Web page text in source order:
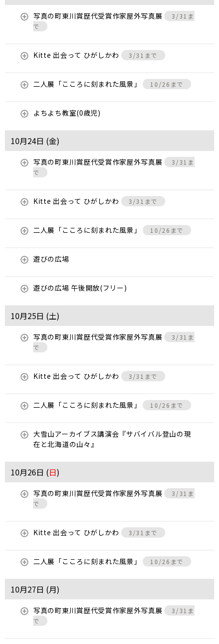
写真の町東川賞歴代受賞作家屋外写真展
3/31ま
で
Kitte 出会って ひがしかわ 3/31まで
二人展「こころに刻まれた風景」 10/26まで
よちよち教室(0歳児)
10月24日 (金)
写真の町東川賞歴代受賞作家屋外写真展
3/31ま
で
Kitte 出会って ひがしかわ 3/31まで
二人展「こころに刻まれた風景」 10/26まで
遊びの広場
遊びの広場 午後開放(フリー)
10月25日 (土)
写真の町東川賞歴代受賞作家屋外写真展
3/31ま
で
Kitte 出会って ひがしかわ 3/31まで
二人展「こころに刻まれた風景」 10/26まで
大雪山アーカイブス講演会『サバイバル登山の現
在と北海道の山々』
10月26日 (日)
写真の町東川賞歴代受賞作家屋外写真展
3/31ま
で
Kitte 出会って ひがしかわ 3/31まで
二人展「こころに刻まれた風景」 10/26まで
10月27日 (月)
写真の町東川賞歴代受賞作家屋外写真展
3/31ま
で